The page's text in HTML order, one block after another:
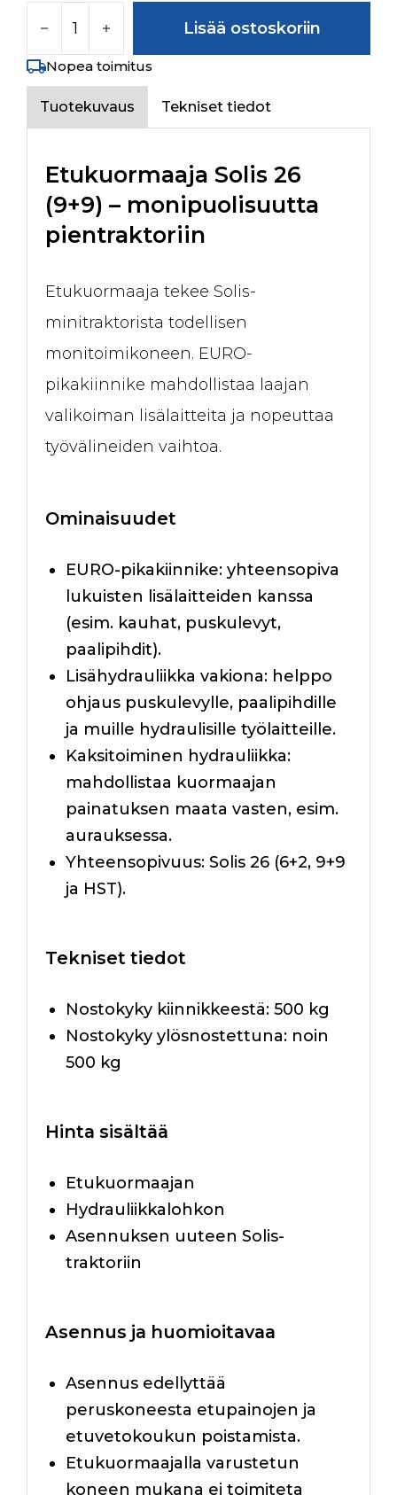
Lisää ostoskoriin
Nopea toimitus
Tuotekuvaus Tekniset tiedot
Etukuormaaja Solis 26
(9+9) – monipuolisuutta
pientraktoriin
Etukuormaaja tekee Solis-
minitraktorista todellisen
monitoimikoneen. EURO-
pikakiinnike mahdollistaa laajan
valikoiman lisälaitteita ja nopeuttaa
työvälineiden vaihtoa.
Ominaisuudet
EURO-pikakiinnike: yhteensopiva
lukuisten lisälaitteiden kanssa
(esim. kauhat, puskulevyt,
paalipihdit).
Lisähydrauliikka vakiona: helppo
ohjaus puskulevylle, paalipihdille
ja muille hydraulisille työlaitteille.
Kaksitoiminen hydrauliikka:
mahdollistaa kuormaajan
painatuksen maata vasten, esim.
aurauksessa.
Yhteensopivuus: Solis 26 (6+2, 9+9
ja HST).
Tekniset tiedot
Nostokyky kiinnikkeestä: 500 kg
Nostokyky ylösnostettuna: noin
500 kg
Hinta sisältää
Etukuormaajan
Hydrauliikkalohkon
Asennuksen uuteen Solis-
traktoriin
Asennus ja huomioitavaa
Asennus edellyttää
peruskoneesta etupainojen ja
etuvetokoukun poistamista.
Etukuormaajalla varustetun
koneen mukana ei toimiteta